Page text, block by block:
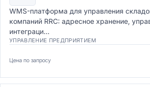
WMS-платформа для управления
компаний RRC: адресное хранение,
интеграци...
УПРАВЛЕНИЕ ПРЕДПРИЯТИЕМ
Цена по запросу